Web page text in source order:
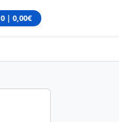
0 | 0,00€